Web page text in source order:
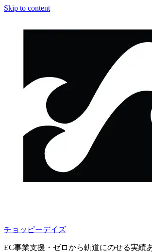
Skip to content
チョッピーデイズ
EC事業支援・ゼロから軌道にのせる実績